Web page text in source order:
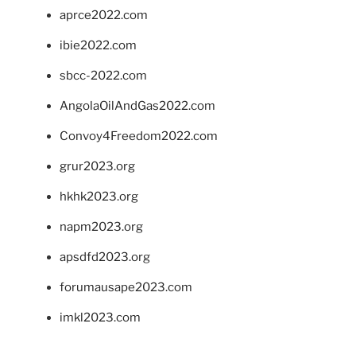
aprce2022.com
ibie2022.com
sbcc-2022.com
AngolaOilAndGas2022.com
Convoy4Freedom2022.com
grur2023.org
hkhk2023.org
napm2023.org
apsdfd2023.org
forumausape2023.com
imkl2023.com